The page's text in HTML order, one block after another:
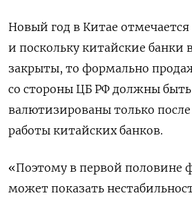
Новый год в Китае отмечается
и поскольку китайские банки
закрыты, то формально
со стороны ЦБ РФ должны
валютизированы только
работы китайских банков.
«Поэтому в первой половине
может показать